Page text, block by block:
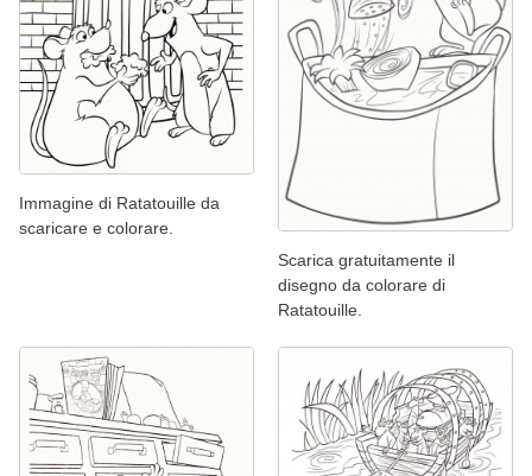
Immagine di Ratatouille da
scaricare e colorare.
Scarica gratuitamente il
disegno da colorare di
Ratatouille.